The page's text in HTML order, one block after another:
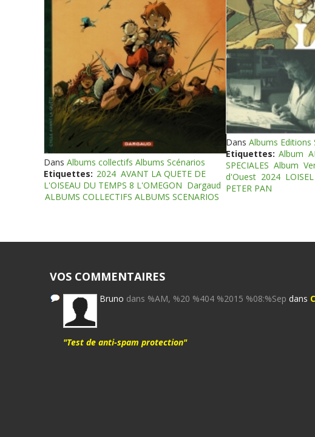
Dans Albums collectifs Albums Scénarios
Etiquettes: 2024 AVANT LA QUETE DE
L'OISEAU DU TEMPS 8 L'OMEGON Dargaud
ALBUMS COLLECTIFS ALBUMS SCENARIOS
Dans Albums Editions
Etiquettes: Album
SPECIALES Album
d'Ouest 2024
PETER PAN
VOS COMMENTAIRES
Bruno dans %AM, %20 %404 %2015 %08:%Sep dans
"Test de anti-spam protection"